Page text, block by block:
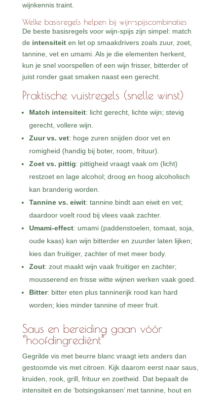
wijnkennis traint.
Welke basisregels helpen bij wijn-spijscombinaties
De beste basisregels voor wijn-spijs zijn simpel: match
de intensiteiten let op smaakdrivers zoals zuur, zoet,
tannine, vet en umami. Als je die elementen herkent,
kun je snel voorspellen of een wijn frisser, bitterder of
juist ronder gaat smaken naast een gerecht.
Praktische vuistregels (snelle winst)
Match intensiteit: licht gerecht, lichte wijn; stevig
gerecht, vollere wijn.
Zuur vs. vet: hoge zuren snijden door vet en
romigheid (handig bij boter, room, frituur).
Zoet vs. pittig: pittigheid vraagt vaak om (licht)
restzoet en lage alcohol; droog en hoog alcoholisch
kan branderig worden.
Tannine vs. eiwit: tannine bindt aan eiwit en vet;
daardoor voelt rood bij vlees vaak zachter.
Umami-effect: umami (paddenstoelen, tomaat, soja,
oude kaas) kan wijn bitterder en zuurder laten lijken;
kies dan fruitiger, zachter of met meer body.
Zout: zout maakt wijn vaak fruitiger en zachter;
mousserend en frisse witte wijnen werken vaak goed.
Bitter: bitter eten plus tanninerijk rood kan hard
worden; kies minder tannine of meer fruit.
Saus en bereiding gaan vóór
“hoofdingrediënt”
Gegrilde vis met beurre blanc vraagt iets anders dan
gestoomde vis met citroen. Kijk daarom eerst naar saus,
kruiden, rook, grill, frituur en zoetheid. Dat bepaalt de
intensiteit en de ‘botsingskansen’ met tannine, hout en